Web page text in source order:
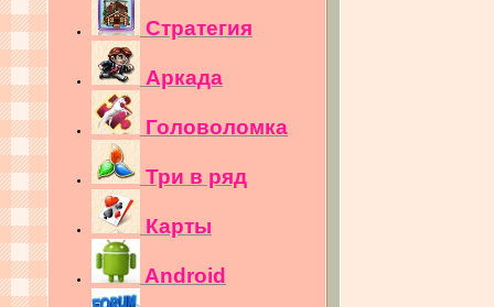
Стратегия
Аркада
Головоломка
Три в ряд
Карты
Android